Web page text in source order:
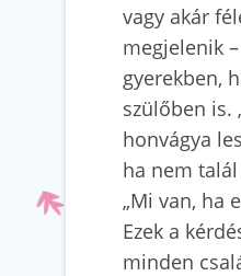
vagy akár
megjelenik
gyerekben,
szülőben is.
honvágya
ha nem talál
„Mi van, ha
Ezek a
minden